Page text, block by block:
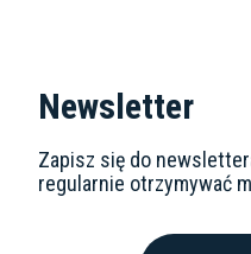
Newsletter
Zapisz się do
regularnie otrzymywać